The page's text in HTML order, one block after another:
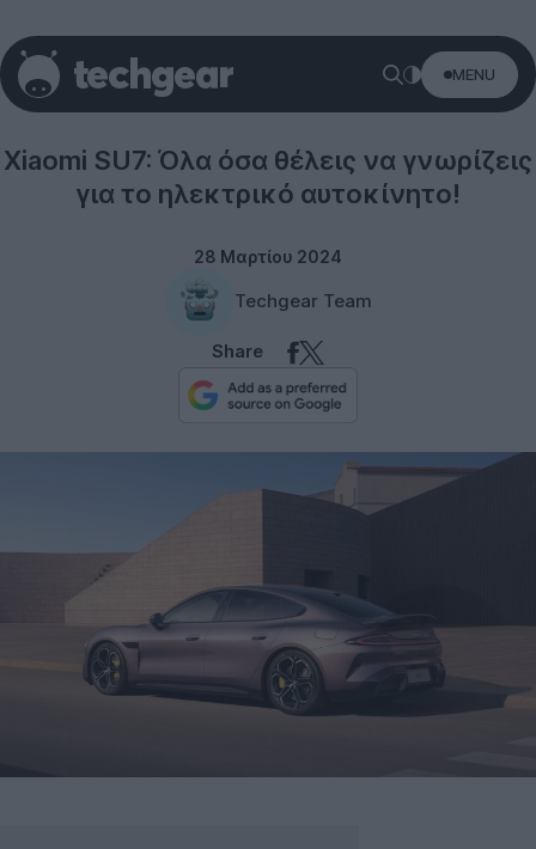
MENU
Xiaomi SU7: Όλα όσα θέλεις να γνωρίζεις
για το ηλεκτρικό αυτοκίνητο!
28 Μαρτίου 2024
Techgear Team
Share